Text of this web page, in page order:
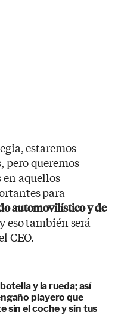
estaremos
pero queremos
en aquellos
para
automovilístico y de
eso también será
CEO.
y la rueda; así
playero que
sin el coche y sin tus